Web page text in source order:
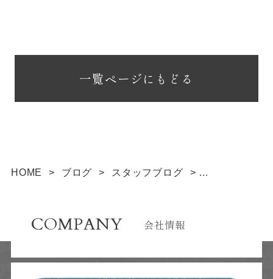
一覧ページにもどる
HOME > ブログ > スタッフブログ
>
COMPANY 会社情報